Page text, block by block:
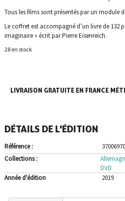
Tous les films sont présentés par un module
Le coffret est accompagné d’un livre de 132
imaginaire » écrit par Pierre Eisenreich.
28 en stock
LIVRAISON GRATUITE EN FRANCE
DÉTAILS DE L'ÉDITION
Référence :
Collections :
DVD
Année d'édition
2019